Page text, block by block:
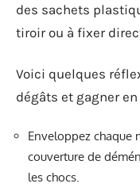
des sachets
tiroir ou à fixer
Voici quelques
dégâts et gagner
Enveloppez chaque
couverture de
les chocs.